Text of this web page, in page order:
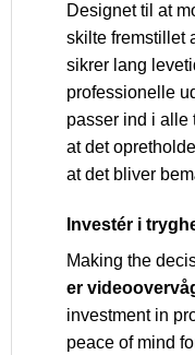
Designet til at
skilte fremstillet
sikrer lang
professionelle
passer ind i alle
at det
at det bliver
Investér i
Making the
er
investment in
peace of mind